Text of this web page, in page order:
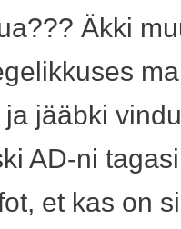
Äkki
jääbki
AD-ni
et kas on